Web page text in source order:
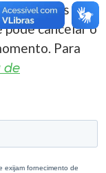
que
pode cancelar o
Para
de